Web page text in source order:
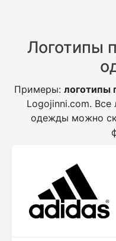
Логотипы
Примеры: логотипы
Logojinni.com. Все
одежды можно